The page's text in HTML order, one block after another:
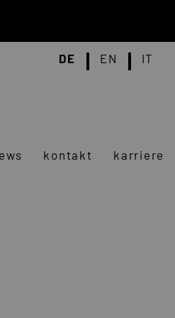
kontakt karriere
DE EN IT